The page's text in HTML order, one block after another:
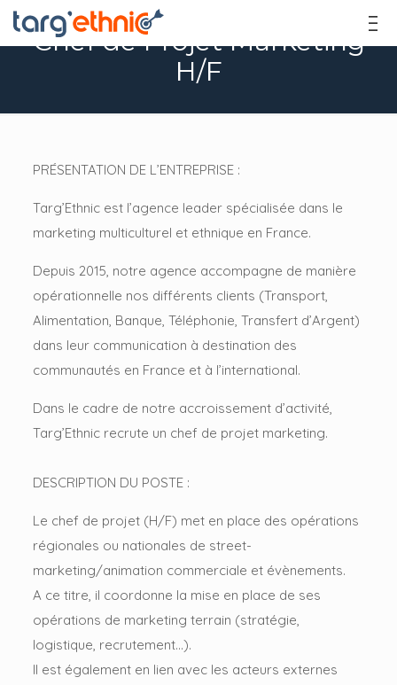
Chef de Projet Marketing
H/F
PRÉSENTATION DE L’ENTREPRISE :
Targ’Ethnic est l’agence leader spécialisée dans le
marketing multiculturel et ethnique en France.
Depuis 2015, notre agence accompagne de manière
opérationnelle nos différents clients (Transport,
Alimentation, Banque, Téléphonie, Transfert d’Argent)
dans leur communication à destination des
communautés en France et à l’international.
Dans le cadre de notre accroissement d’activité,
Targ’Ethnic recrute un chef de projet marketing.
DESCRIPTION DU POSTE :
Le chef de projet (H/F) met en place des opérations
régionales ou nationales de street-
marketing/animation commerciale et évènements.
A ce titre, il coordonne la mise en place de ses
opérations de marketing terrain (stratégie,
logistique, recrutement…).
Il est également en lien avec les acteurs externes